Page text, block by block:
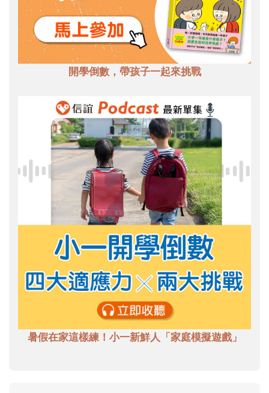
開學倒數，帶孩子一起來挑戰
暑假在家這樣練！小一新鮮人「家庭模擬遊戲」